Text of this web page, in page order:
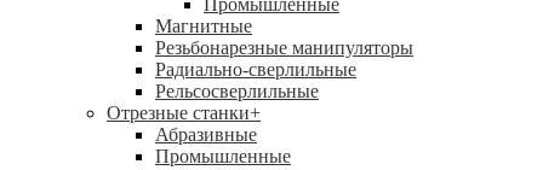
Промышленные
Магнитные
Резьбонарезные манипуляторы
Радиально-сверлильные
Рельсосверлильные
Отрезные станки+
Абразивные
Промышленные